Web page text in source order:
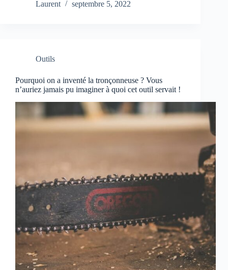
Laurent
septembre 5, 2022
Outils
Pourquoi on a inventé la tronçonneuse ? Vous
n’auriez jamais pu imaginer à quoi cet outil servait !